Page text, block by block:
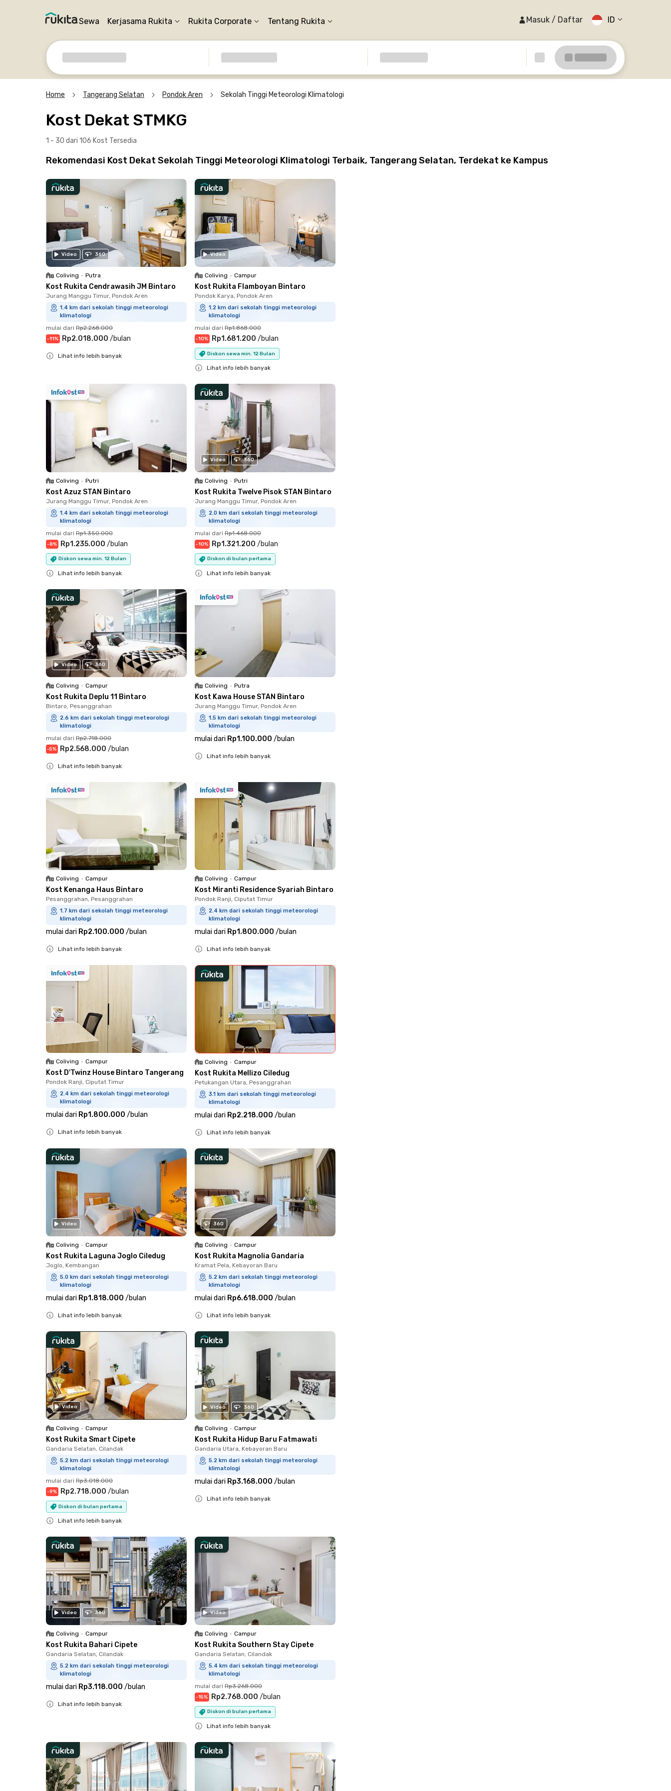
Sewa Kerjasama Rukita Rukita Corporate Tentang Rukita Masuk / Daftar ID
Home Tangerang Selatan Pondok Aren Sekolah Tinggi Meteorologi Klimatologi
Kost Dekat STMKG
1 - 30 dari 106 Kost Tersedia
Rekomendasi Kost Dekat Sekolah Tinggi Meteorologi Klimatologi Terbaik, Tangerang Selatan, Terdekat ke Kampus
Video 360
Coliving • Putra
Kost Rukita Cendrawasih JM Bintaro
Jurang Manggu Timur, Pondok Aren
1.4 km dari sekolah tinggi meteorologi
klimatologi
mulai dari Rp2.268.000
-11% Rp2.018.000 /bulan
Lihat info lebih banyak
Video
Coliving • Campur
Kost Rukita Flamboyan Bintaro
Pondok Karya, Pondok Aren
1.2 km dari sekolah tinggi meteorologi
klimatologi
mulai dari Rp1.868.000
-10% Rp1.681.200 /bulan
Diskon sewa min. 12 Bulan
Lihat info lebih banyak
Coliving • Putri
Kost Azuz STAN Bintaro
Jurang Manggu Timur, Pondok Aren
1.4 km dari sekolah tinggi meteorologi
klimatologi
mulai dari Rp1.350.000
-8% Rp1.235.000 /bulan
Diskon sewa min. 12 Bulan
Lihat info lebih banyak
Video 360
Coliving • Putri
Kost Rukita Twelve Pisok STAN Bintaro
Jurang Manggu Timur, Pondok Aren
2.0 km dari sekolah tinggi meteorologi
klimatologi
mulai dari Rp1.468.000
-10% Rp1.321.200 /bulan
Diskon di bulan pertama
Lihat info lebih banyak
Video 360
Coliving • Campur
Kost Rukita Deplu 11 Bintaro
Bintaro, Pesanggrahan
2.6 km dari sekolah tinggi meteorologi
klimatologi
mulai dari Rp2.718.000
-5% Rp2.568.000 /bulan
Lihat info lebih banyak
Coliving • Putra
Kost Kawa House STAN Bintaro
Jurang Manggu Timur, Pondok Aren
1.5 km dari sekolah tinggi meteorologi
klimatologi
mulai dari Rp1.100.000 /bulan
Lihat info lebih banyak
Coliving • Campur
Kost Kenanga Haus Bintaro
Pesanggrahan, Pesanggrahan
1.7 km dari sekolah tinggi meteorologi
klimatologi
mulai dari Rp2.100.000 /bulan
Lihat info lebih banyak
Coliving • Campur
Kost Miranti Residence Syariah Bintaro
Pondok Ranji, Ciputat Timur
2.4 km dari sekolah tinggi meteorologi
klimatologi
mulai dari Rp1.800.000 /bulan
Lihat info lebih banyak
Coliving • Campur
Kost D'Twinz House Bintaro Tangerang
Pondok Ranji, Ciputat Timur
2.4 km dari sekolah tinggi meteorologi
klimatologi
mulai dari Rp1.800.000 /bulan
Lihat info lebih banyak
Coliving • Campur
Kost Rukita Mellizo Ciledug
Petukangan Utara, Pesanggrahan
3.1 km dari sekolah tinggi meteorologi
klimatologi
mulai dari Rp2.218.000 /bulan
Lihat info lebih banyak
Video
Coliving • Campur
Kost Rukita Laguna Joglo Ciledug
Joglo, Kembangan
5.0 km dari sekolah tinggi meteorologi
klimatologi
mulai dari Rp1.818.000 /bulan
Lihat info lebih banyak
360
Coliving • Campur
Kost Rukita Magnolia Gandaria
Kramat Pela, Kebayoran Baru
5.2 km dari sekolah tinggi meteorologi
klimatologi
mulai dari Rp6.618.000 /bulan
Lihat info lebih banyak
Video
Coliving • Campur
Kost Rukita Smart Cipete
Gandaria Selatan, Cilandak
5.2 km dari sekolah tinggi meteorologi
klimatologi
mulai dari Rp3.018.000
-9% Rp2.718.000 /bulan
Diskon di bulan pertama
Lihat info lebih banyak
Video 360
Coliving • Campur
Kost Rukita Hidup Baru Fatmawati
Gandaria Utara, Kebayoran Baru
5.2 km dari sekolah tinggi meteorologi
klimatologi
mulai dari Rp3.168.000 /bulan
Lihat info lebih banyak
Video 360
Coliving • Campur
Kost Rukita Bahari Cipete
Gandaria Selatan, Cilandak
5.2 km dari sekolah tinggi meteorologi
klimatologi
mulai dari Rp3.118.000 /bulan
Lihat info lebih banyak
Video
Coliving • Campur
Kost Rukita Southern Stay Cipete
Gandaria Selatan, Cilandak
5.4 km dari sekolah tinggi meteorologi
klimatologi
mulai dari Rp3.268.000
-15% Rp2.768.000 /bulan
Diskon di bulan pertama
Lihat info lebih banyak